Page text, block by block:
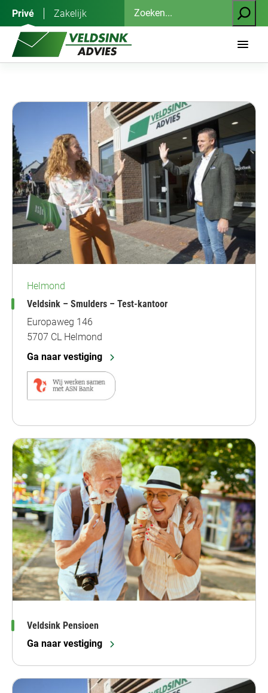
inhoud
Privé Zakelijk
Zoeken
Helmond
Veldsink – Smulders – Test-kantoor
Europaweg 146
5707 CL Helmond
Ga naar vestiging
Veldsink Pensioen
Ga naar vestiging